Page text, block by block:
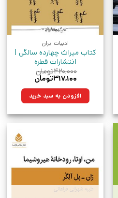
ادبیات ایران
کتاب میراث چهارده سالگی |
انتشارات قطره
۴۲۰,۰۰۰تومان
قیمت
۴۲۰,۰۰۰تومان
بود.
۳۱۷,۱۰۰تومان
۳۱۷,۱۰۰تومان.افزودن به سبد خرید